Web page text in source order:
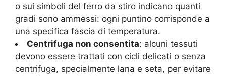
o sui simboli del ferro da stiro indicano quanti
gradi sono ammessi: ogni puntino corrisponde a
una specifica fascia di temperatura.
Centrifuga non consentita: alcuni tessuti
devono essere trattati con cicli delicati o senza
centrifuga, specialmente lana e seta, per evitare